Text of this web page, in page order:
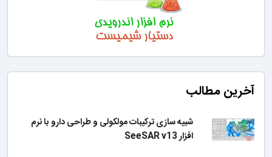
آخرین مطالب
شبیه سازی ترکیبات مولکولی و طراحی دارو با نرم
افزار SeeSAR v13